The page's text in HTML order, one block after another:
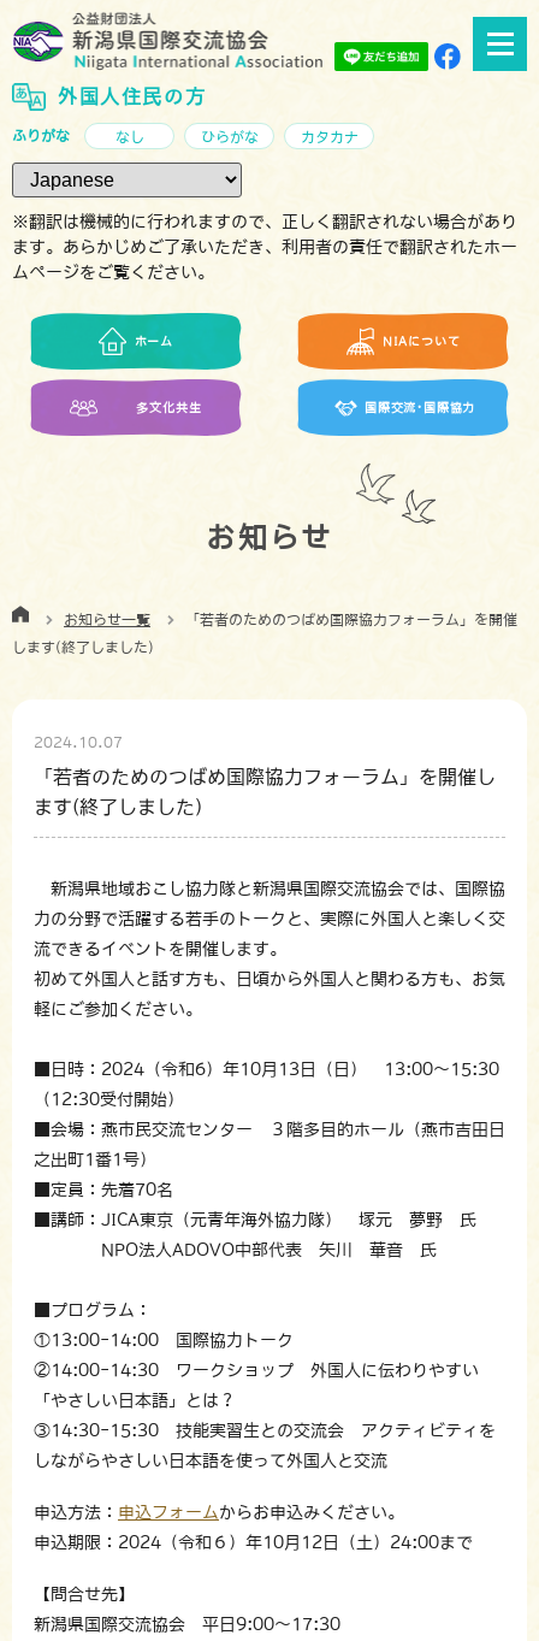
外国人住民の方
ふりがな なし ひらがな カタカナ
※翻訳は機械的に行われますので、正しく翻訳されない場合があり
ます。あらかじめご了承いただき、利用者の責任で翻訳されたホー
ムページをご覧ください。
ホーム NIAについて
多文化共生 国際交流･国際協力
お知らせ
お知らせ一覧
「若者のためのつばめ国際協力フォーラム」を開催
します(終了しました)
2024.10.07
「若者のためのつばめ国際協力フォーラム」を開催し
ます(終了しました)
新潟県地域おこし協力隊と新潟県国際交流協会では、国際協
力の分野で活躍する若手のトークと、実際に外国人と楽しく交
流できるイベントを開催します。
初めて外国人と話す方も、日頃から外国人と関わる方も、お気
軽にご参加ください。
■日時：2024（令和6）年10月13日（日） 13:00～15:30
（12:30受付開始）
■会場：燕市民交流センター ３階多目的ホール（燕市吉田日
之出町1番1号）
■定員：先着70名
■講師：JICA東京（元青年海外協力隊） 塚元 夢野 氏
NPO法人ADOVO中部代表 矢川 華音 氏
■プログラム：
①13:00-14:00 国際協力トーク
②14:00-14:30 ワークショップ 外国人に伝わりやすい
「やさしい日本語」とは？
③14:30-15:30 技能実習生との交流会 アクティビティを
しながらやさしい日本語を使って外国人と交流
申込方法： 申込フォーム からお申込みください。
申込期限：2024（令和６）年10月12日（土）24:00まで
【問合せ先】
新潟県国際交流協会 平日9:00～17:30